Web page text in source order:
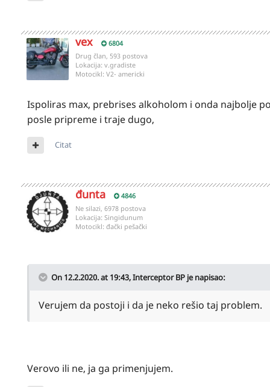
vex
6804
Drug član, 593 postova
Lokacija: v.gradiste
Motocikl: V2- americki
Ispoliras max, prebrises alkoholom i onda najbolje
posle pripreme i traje dugo,
Citat
đunta
4846
Ne silazi, 6978 postova
Lokacija: Singidunum
Motocikl: đački pešački
On 12.2.2020. at 19:43,Interceptor BP je napisao:
Verujem da postoji i da je neko rešio taj problem.
Verovo ili ne, ja ga primenjujem.